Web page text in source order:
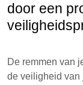
door een
De remmen van
de veiligheid van